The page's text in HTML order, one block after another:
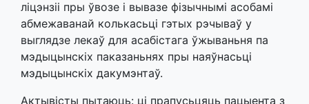
ліцэнзіі пры ўвозе і вывазе фізычнымі асобамі
абмежаванай колькасьці гэтых рэчываў у
выглядзе лекаў для асабістага ўжываньня па
мэдыцынскіх паказаньнях пры наяўнасьці
мэдыцынскіх дакумэнтаў.
Актывісты пытаюць: ці прапусьцяць пацыента з